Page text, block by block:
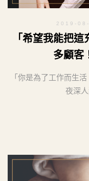
2019-
「希望我能把
多顧客
「你是為了工作而
夜深